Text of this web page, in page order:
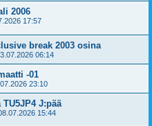
2006
17:57
break 2003 osina
06:14
-01
23:10
J:pää
15:44